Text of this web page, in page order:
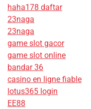
haha178 daftar
23naga
23naga
game slot gacor
game slot online
bandar 36
casino en ligne fiable
lotus365 login
EE88